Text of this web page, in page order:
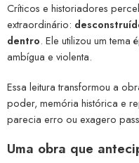
Críticos e historiadores
extraordinário:
dentro. Ele utilizou um
ambígua e violenta.
Essa leitura transformou a
poder, memória histórica e
parecia erro ou exagero
Uma obra que